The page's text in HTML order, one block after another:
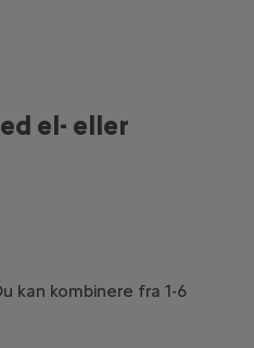
el- eller
kan kombinere fra 1-6